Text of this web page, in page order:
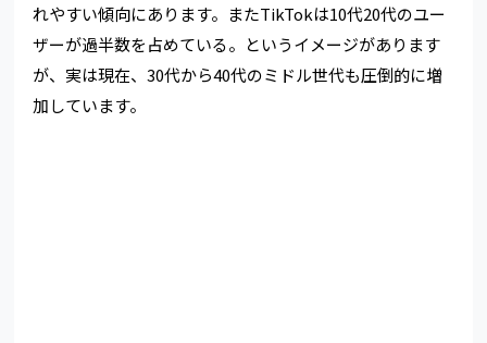
れやすい傾向にあります。またTikTokは10代20代のユー
ザーが過半数を占めている。というイメージがあります
が、実は現在、30代から40代のミドル世代も圧倒的に増
加しています。